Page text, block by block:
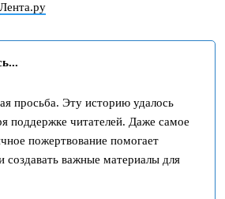
Лента.ру
просьба. Эту историю удалось
поддержке читателей. Даже самое
пожертвование помогает
создавать важные материалы для